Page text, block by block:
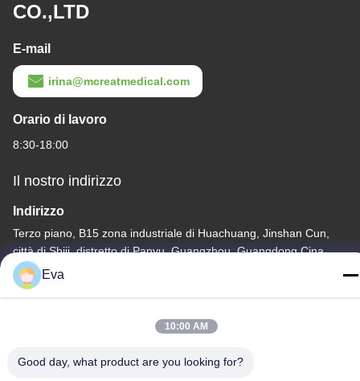
CO.,LTD
E-mail
irina@mcreatmedical.com
Orario di lavoro
8:30-18:00
Il nostro indirizzo
Indirizzo
Terzo piano, B15 zona industriale di Huachuang, Jinshan Cun,
città di Shiji, distretto di Panyu, Guangzhou, Guangdong Cina
Telefono
Eva
10:00 AM
Good day, what product are you looking for?